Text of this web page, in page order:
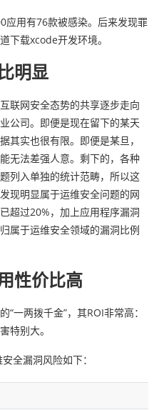
用有76款被感染。后来发现罪
下载xcode开发环境。
明显
联网安全态势的共享逐步走向
公司。即便是现在留下的某天
其实也很有限。即便是某旦，
无法差强人意。剩下的，各种
列入单独的统计范畴，所以这
现明显属于运维安全问题的网
超过20%，加上应用程序漏洞
属于运维安全领域的漏洞比例
性价比高
一两拨千金”，其ROI非常高：
特别大。
全漏洞风险如下：